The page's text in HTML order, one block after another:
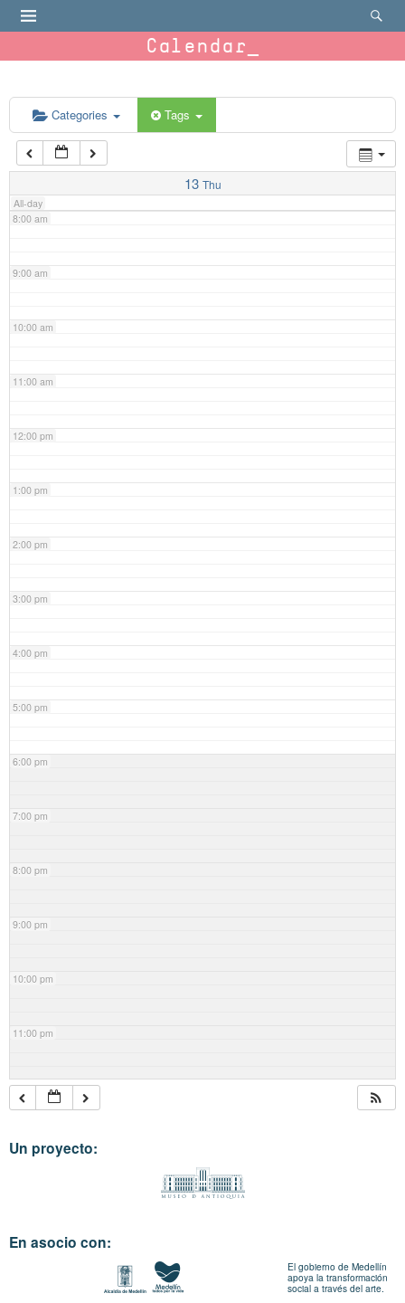
Calendar
Categories Tags
13 Thu
All-day
6:00 am
7:00 am
8:00 am
9:00 am
10:00 am
11:00 am
12:00 pm
1:00 pm
2:00 pm
3:00 pm
4:00 pm
5:00 pm
6:00 pm
7:00 pm
8:00 pm
9:00 pm
10:00 pm
11:00 pm
Un proyecto:
En asocio con:
El gobierno de Medellín
apoya la transformación
social a través del arte.